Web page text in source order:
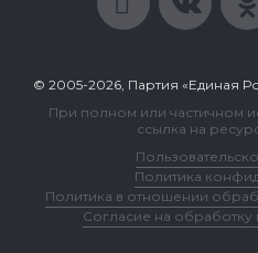
© 2005-2026, Партия «Единая
При полном или частичном
ссылка на
Политика
Политика в отношении
Согласие на обработку